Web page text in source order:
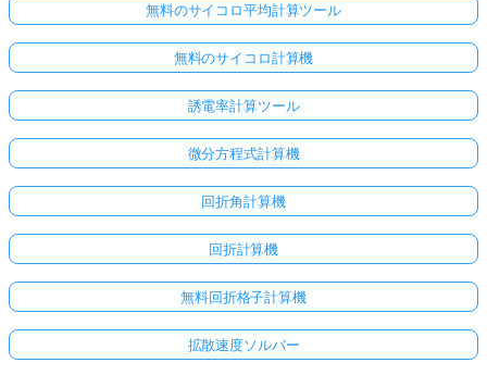
無料のサイコロ平均計算ツール
無料のサイコロ計算機
誘電率計算ツール
微分方程式計算機
回折角計算機
回折計算機
無料回折格子計算機
拡散速度ソルバー